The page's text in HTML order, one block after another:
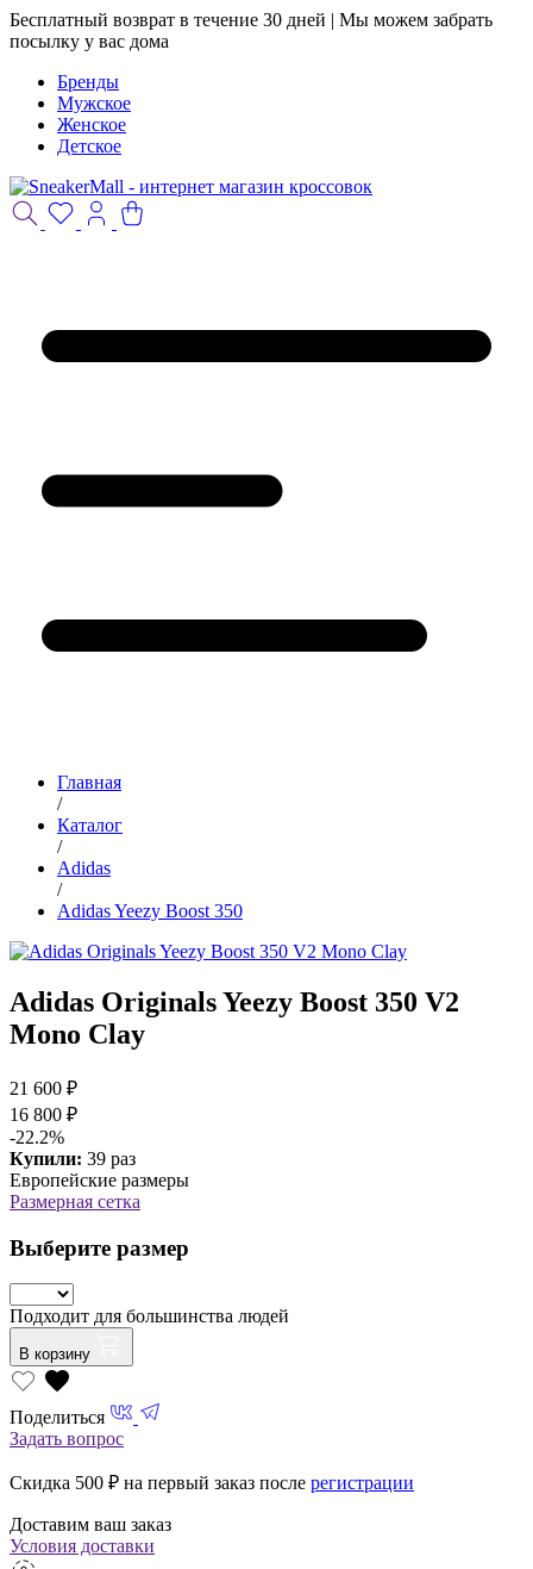
Бесплатный возврат в течение 30 дней | Мы можем забрать
посылку у вас дома
Бренды
Мужское
Женское
Детское
Главная
/
Каталог
/
Adidas
/
Adidas Yeezy Boost 350
Adidas Originals Yeezy Boost 350 V2
Mono Clay
21 600 ₽
16 800 ₽
-22.2%
Купили: 39 раз
Европейские размеры
Размерная сетка
Выберите размер
Подходит для большинства людей
В корзину
Поделиться
Задать вопрос
Скидка 500 ₽ на первый заказ после регистрации
Доставим ваш заказ
Условия доставки